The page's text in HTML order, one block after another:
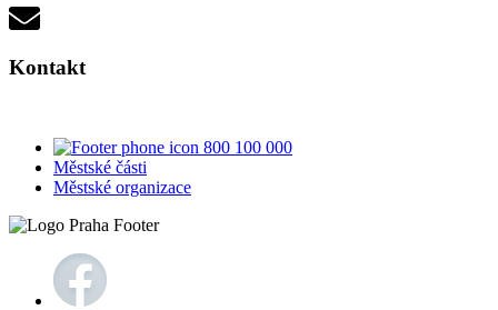
Kontakt
800 100 000
Městské části
Městské organizace